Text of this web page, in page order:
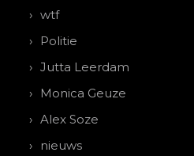
wtf
Politie
Jutta Leerdam
Monica Geuze
Alex Soze
nieuws